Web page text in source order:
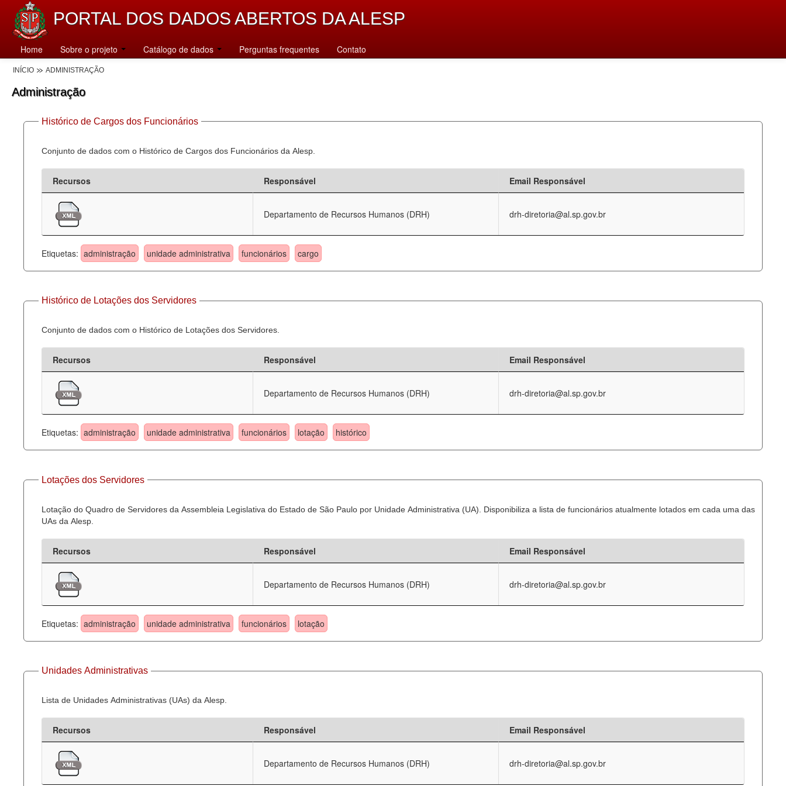
PORTAL DOS DADOS ABERTOS DA ALESP
Home Sobre o projeto Catálogo de dados Perguntas frequentes Contato
INÍCIO ADMINISTRAÇÃO
Administração
Histórico de Cargos dos Funcionários
Conjunto de dados com o Histórico de Cargos dos Funcionários da Alesp.
Recursos Responsável Email Responsável
Departamento de Recursos Humanos (DRH) drh-diretoria@al.sp.gov.br
Etiquetas: administração unidade administrativa funcionários cargo
Histórico de Lotações dos Servidores
Conjunto de dados com o Histórico de Lotações dos Servidores.
Recursos Responsável Email Responsável
Departamento de Recursos Humanos (DRH) drh-diretoria@al.sp.gov.br
Etiquetas: administração unidade administrativa funcionários lotação histórico
Lotações dos Servidores
Lotação do Quadro de Servidores da Assembleia Legislativa do Estado de São Paulo por Unidade Administrativa (UA). Disponibiliza a lista de funcionários atualmente lotados em cada uma das
UAs da Alesp.
Recursos Responsável Email Responsável
Departamento de Recursos Humanos (DRH) drh-diretoria@al.sp.gov.br
Etiquetas: administração unidade administrativa funcionários lotação
Unidades Administrativas
Lista de Unidades Administrativas (UAs) da Alesp.
Recursos Responsável Email Responsável
Departamento de Recursos Humanos (DRH) drh-diretoria@al.sp.gov.br